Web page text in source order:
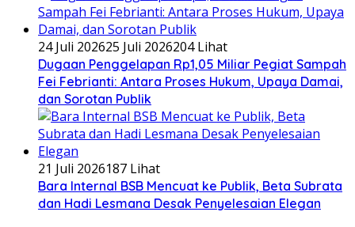
24 Juli 202625 Juli 2026204 Lihat
Dugaan Penggelapan Rp1,05 Miliar Pegiat Sampah
Fei Febrianti: Antara Proses Hukum, Upaya Damai,
dan Sorotan Publik
21 Juli 2026187 Lihat
Bara Internal BSB Mencuat ke Publik, Beta Subrata
dan Hadi Lesmana Desak Penyelesaian Elegan